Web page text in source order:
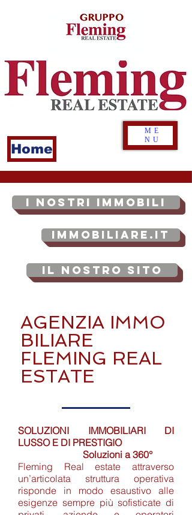
Home
ME
NU
I NOSTRI IMMOBILI
Il Nostro SITO
AGENZIA IMMO
BILIARE
FLEMING REAL
ESTATE
SOLUZIONI IMMOBILIARI DI
LUSSO E DI PRESTIGIO
Soluzioni a 360°
Fleming Real estate attraverso
un’articolata struttura operativa
risponde in modo esaustivo alle
esigenze sempre più sofisticate di
Immobiliare.it